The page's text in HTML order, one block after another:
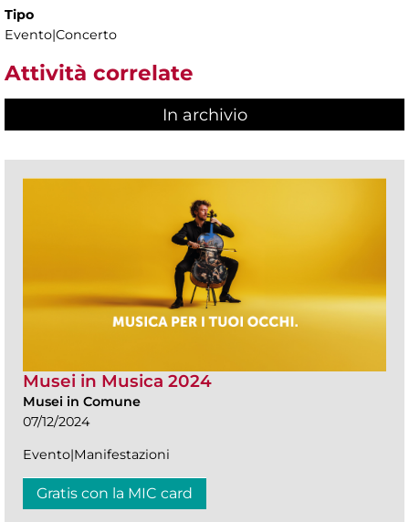
Tipo
Evento|Concerto
Attività correlate
In archivio
Musei in Musica 2024
Musei in Comune
07/12/2024
Evento|Manifestazioni
Gratis con la MIC card